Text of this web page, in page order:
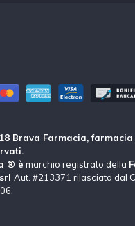
Brava Farmacia,
® è marchio registrato della
Aut. #213371 rilasciata dal